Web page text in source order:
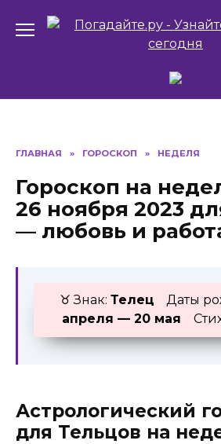
ГЛАВНАЯ » ГОРОСКОП » НЕДЕЛЯ
Гороскоп на
26 ноября 2023
— любовь и
♉ Знак: Телец Даты
апреля — 20 мая
Астрологический
для Тельцов на